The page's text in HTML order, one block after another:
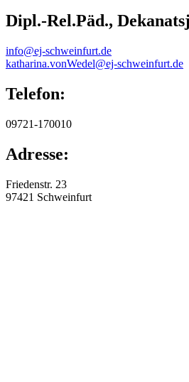
Dipl.-Rel.Päd.,
info@ej-schweinfurt.de
katharina.vonWedel@ej-schweinfurt.de
Telefon:
09721-170010
Adresse:
Friedenstr. 23
97421 Schweinfurt